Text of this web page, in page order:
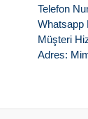
Telefon
Whatsapp
Müşteri
Adres: